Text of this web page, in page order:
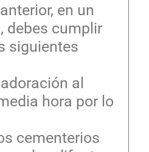
en un
, debes cumplir
siguientes
al
hora por lo
cementerios